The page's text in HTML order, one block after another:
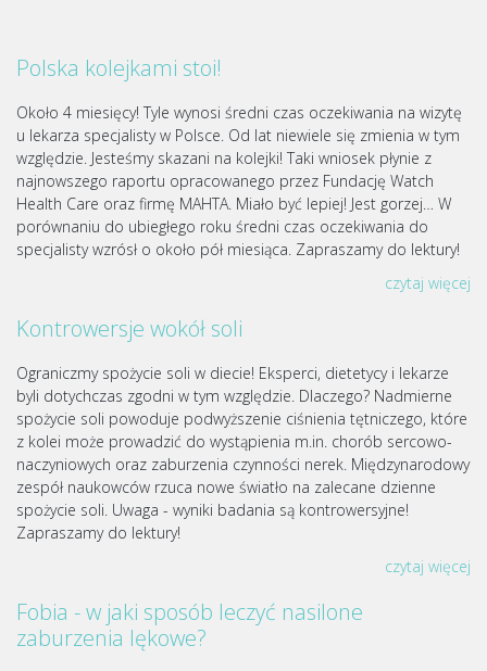
Polska kolejkami stoi!
Około 4 miesięcy! Tyle wynosi średni czas oczekiwania na wizytę
u lekarza specjalisty w Polsce. Od lat niewiele się zmienia w tym
względzie. Jesteśmy skazani na kolejki! Taki wniosek płynie z
najnowszego raportu opracowanego przez Fundację Watch
Health Care oraz firmę MAHTA. Miało być lepiej! Jest gorzej… W
porównaniu do ubiegłego roku średni czas oczekiwania do
specjalisty wzrósł o około pół miesiąca. Zapraszamy do lektury!
czytaj więcej
Kontrowersje wokół soli
Ograniczmy spożycie soli w diecie! Eksperci, dietetycy i lekarze
byli dotychczas zgodni w tym względzie. Dlaczego? Nadmierne
spożycie soli powoduje podwyższenie ciśnienia tętniczego, które
z kolei może prowadzić do wystąpienia m.in. chorób sercowo-
naczyniowych oraz zaburzenia czynności nerek. Międzynarodowy
zespół naukowców rzuca nowe światło na zalecane dzienne
spożycie soli. Uwaga - wyniki badania są kontrowersyjne!
Zapraszamy do lektury!
czytaj więcej
Fobia - w jaki sposób leczyć nasilone
zaburzenia lękowe?